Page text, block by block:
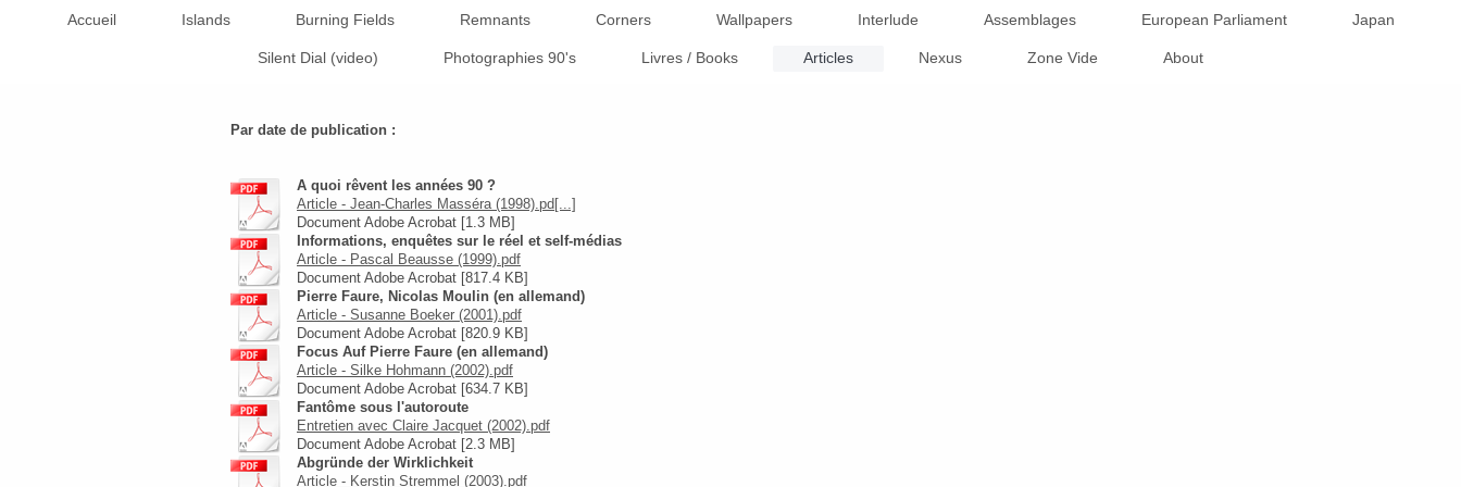
Accueil Islands Burning Fields Remnants Corners Wallpapers Interlude Assemblages European Parliament Japan
Silent Dial (video) Photographies 90's Livres / Books Articles Nexus Zone Vide About
Par date de publication :
A quoi rêvent les années 90 ?
Article - Jean-Charles Masséra (1998).pd[...]
Document Adobe Acrobat [1.3 MB]
Informations, enquêtes sur le réel et self-médias
Article - Pascal Beausse (1999).pdf
Document Adobe Acrobat [817.4 KB]
Pierre Faure, Nicolas Moulin (en allemand)
Article - Susanne Boeker (2001).pdf
Document Adobe Acrobat [820.9 KB]
Focus Auf Pierre Faure (en allemand)
Article - Silke Hohmann (2002).pdf
Document Adobe Acrobat [634.7 KB]
Fantôme sous l'autoroute
Entretien avec Claire Jacquet (2002).pdf
Document Adobe Acrobat [2.3 MB]
Abgründe der Wirklichkeit
Article - Kerstin Stremmel (2003).pdf